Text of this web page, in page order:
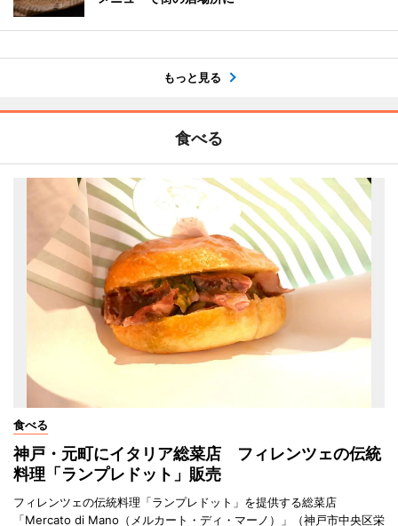
もっと見る
食べる
食べる
神戸・元町にイタリア総菜店 フィレンツェの伝統
料理「ランプレドット」販売
フィレンツェの伝統料理「ランプレドット」を提供する総菜店
「Mercato di Mano（メルカート・ディ・マーノ）」（神戸市中央区栄